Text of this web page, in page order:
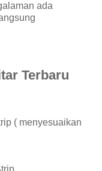
ada
Terbaru
( menyesuaikan